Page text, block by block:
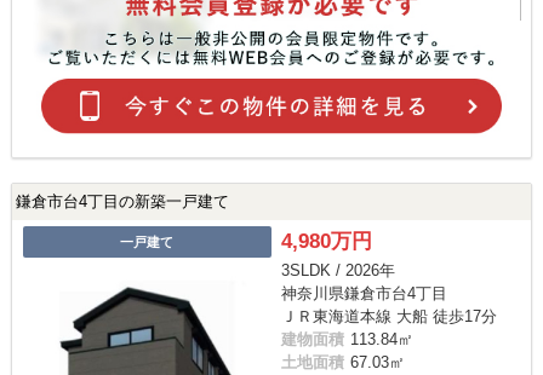
鎌倉市台4丁目の新築一戸建て
一戸建て 4,980万円
3SLDK / 2026年
神奈川県鎌倉市台4丁目
ＪＲ東海道本線 大船 徒歩17分
建物面積 113.84㎡
土地面積 67.03㎡